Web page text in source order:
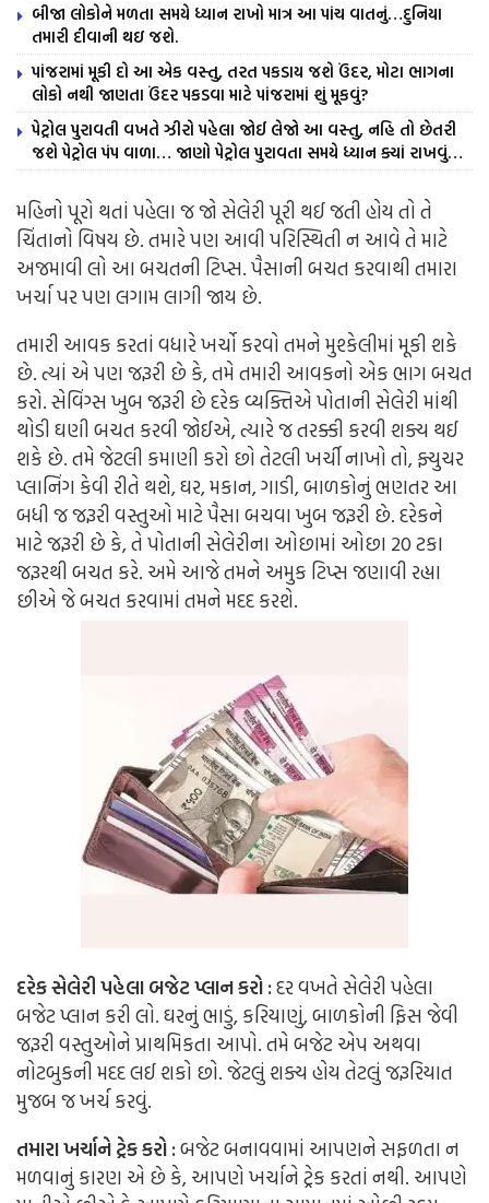
બીજા લોકોને મળતા સમયે ધ્યાન રાખો માત્ર આ પાંચ વાતનું…દુનિયા
તમારી દીવાની થઇ જશે.
પાંજરામાં મૂકી દો આ એક વસ્તુ, તરત પકડાય જશે ઉંદર, મોટા ભાગના
લોકો નથી જાણતા ઉંદર પકડવા માટે પાંજરામાં શું મૂકવું?
પેટ્રોલ પુરાવતી વખતે ઝીરો પહેલા જોઈ લેજો આ વસ્તુ, નહિ તો છેતરી
જશે પેટ્રોલ પંપ વાળા… જાણો પેટ્રોલ પુરાવતા સમયે ધ્યાન ક્યાં રાખવું…
મહિનો પૂરો થતાં પહેલા જ જો સેલેરી પૂરી થઈ જતી હોય તો તે
ચિંતાનો વિષય છે. તમારે પણ આવી પરિસ્થિતી ન આવે તે માટે
અજમાવી લો આ બચતની ટિપ્સ. પૈસાની બચત કરવાથી તમારા
ખર્ચા પર પણ લગામ લાગી જાય છે.
તમારી આવક કરતાં વધારે ખર્ચો કરવો તમને મુશ્કેલીમાં મૂકી શકે
છે. ત્યાં એ પણ જરૂરી છે કે, તમે તમારી આવકનો એક ભાગ બચત
કરો. સેવિંગ્સ ખુબ જરૂરી છે દરેક વ્યક્તિએ પોતાની સેલેરી માંથી
થોડી ઘણી બચત કરવી જોઈએ, ત્યારે જ તરક્કી કરવી શક્ય થઈ
શકે છે. તમે જેટલી કમાણી કરો છો તેટલી ખર્ચી નાખો તો, ફ્યુચર
પ્લાનિંગ કેવી રીતે થશે, ઘર, મકાન, ગાડી, બાળકોનું ભણતર આ
બધી જ જરૂરી વસ્તુઓ માટે પૈસા બચવા ખુબ જરૂરી છે. દરેકને
માટે જરૂરી છે કે, તે પોતાની સેલેરીના ઓછામાં ઓછા 20 ટકા
જરૂરથી બચત કરે. અમે આજે તમને અમુક ટિપ્સ જણાવી રહ્યા
છીએ જે બચત કરવામાં તમને મદદ કરશે.
દરેક સેલેરી પહેલા બજેટ પ્લાન કરો :દર વખતે સેલેરી પહેલા
બજેટ પ્લાન કરી લો. ઘરનું ભાડું, કરિયાણું, બાળકોની ફિસ જેવી
જરૂરી વસ્તુઓને પ્રાથમિકતા આપો. તમે બજેટ એપ અથવા
નોટબુકની મદદ લઈ શકો છો. જેટલું શક્ય હોય તેટલું જરૂરિયાત
મુજબ જ ખર્ચ કરવું.
તમારા ખર્ચાને ટ્રેક કરો :બજેટ બનાવવામાં આપણને સફળતા ન
મળવાનું કારણ એ છે કે, આપણે ખર્ચાને ટ્રેક કરતાં નથી. આપણે